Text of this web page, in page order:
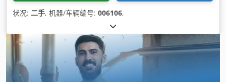
状况: 二手, 机器/车辆编号: 006106,